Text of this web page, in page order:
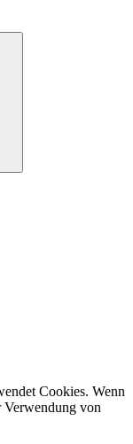
Cookies. Wenn
Verwendung von